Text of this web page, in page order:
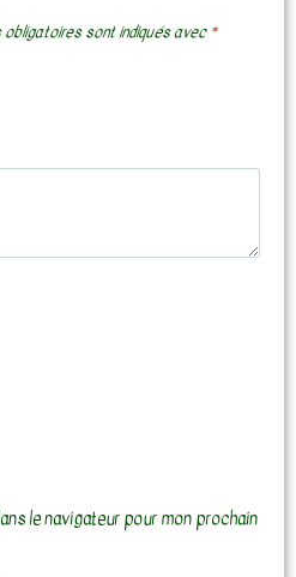
sont indiqués avec *
le navigateur pour mon prochain